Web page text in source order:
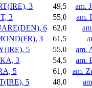
3 49,5
am.
3 55,0
am.
6 62,0
3 61,5
5 55,0
am.
3 54,5
am.
5 61,0
am.
5 48,0